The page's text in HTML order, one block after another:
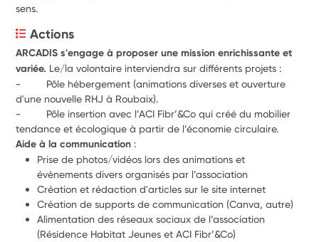
sens.
Actions
ARCADIS s'engage à proposer une mission enrichissante et
variée. Le/la volontaire interviendra sur différents projets :
-         Pôle hébergement (animations diverses et ouverture
d'une nouvelle RHJ à Roubaix).
-         Pôle insertion avec l’ACI Fibr’&Co qui créé du mobilier
tendance et écologique à partir de l’économie circulaire.
Aide à la communication :
Prise de photos/vidéos lors des animations et
évènements divers organisés par l’association
Création et rédaction d'articles sur le site internet
Création de supports de communication (Canva, autre)
Alimentation des réseaux sociaux de l’association
(Résidence Habitat Jeunes et ACI Fibr’&Co)